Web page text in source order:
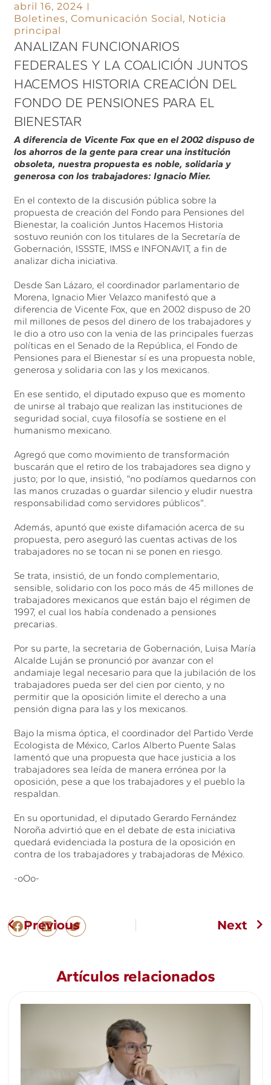
abril 16, 2024
Boletines,Comunicación Social, Noticia
principal
ANALIZAN FUNCIONARIOS
FEDERALES Y LA COALICIÓN JUNTOS
HACEMOS HISTORIA CREACIÓN DEL
FONDO DE PENSIONES PARA EL
BIENESTAR
A diferencia de Vicente Fox que en el 2002 dispuso de
los ahorros de la gente para crear una institución
obsoleta, nuestra propuesta es noble, solidaria y
generosa con los trabajadores: Ignacio Mier.
En el contexto de la discusión pública sobre la
propuesta de creación del Fondo para Pensiones del
Bienestar, la coalición Juntos Hacemos Historia
sostuvo reunión con los titulares de la Secretaría de
Gobernación, ISSSTE, IMSS e INFONAVIT, a fin de
analizar dicha iniciativa.
Desde San Lázaro, el coordinador parlamentario de
Morena, Ignacio Mier Velazco manifestó que a
diferencia de Vicente Fox, que en 2002 dispuso de 20
mil millones de pesos del dinero de los trabajadores y
le dio a otro uso con la venia de las principales fuerzas
políticas en el Senado de la República, el Fondo de
Pensiones para el Bienestar sí es una propuesta noble,
generosa y solidaria con las y los mexicanos.
En ese sentido, el diputado expuso que es momento
de unirse al trabajo que realizan las instituciones de
seguridad social, cuya filosofía se sostiene en el
humanismo mexicano.
Agregó que como movimiento de transformación
buscarán que el retiro de los trabajadores sea digno y
justo; por lo que, insistió, “no podíamos quedarnos con
las manos cruzadas o guardar silencio y eludir nuestra
responsabilidad como servidores públicos”.
Además, apuntó que existe difamación acerca de su
propuesta, pero aseguró las cuentas activas de los
trabajadores no se tocan ni se ponen en riesgo.
Se trata, insistió, de un fondo complementario,
sensible, solidario con los poco más de 45 millones de
trabajadores mexicanos que están bajo el régimen de
1997, el cual los había condenado a pensiones
precarias.
Por su parte, la secretaria de Gobernación, Luisa María
Alcalde Luján se pronunció por avanzar con el
andamiaje legal necesario para que la jubilación de los
trabajadores pueda ser del cien por ciento, y no
permitir que la oposición limite el derecho a una
pensión digna para las y los mexicanos.
Bajo la misma óptica, el coordinador del Partido Verde
Ecologista de México, Carlos Alberto Puente Salas
lamentó que una propuesta que hace justicia a los
trabajadores sea leída de manera errónea por la
oposición, pese a que los trabajadores y el pueblo la
respaldan.
En su oportunidad, el diputado Gerardo Fernández
Noroña advirtió que en el debate de esta iniciativa
quedará evidenciada la postura de la oposición en
contra de los trabajadores y trabajadoras de México.
-oOo-
Previous Next
Artículos relacionados